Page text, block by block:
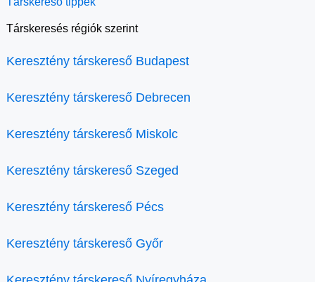
Társkeresés régiók szerint
Keresztény társkereső Budapest
Keresztény társkereső Debrecen
Keresztény társkereső Miskolc
Keresztény társkereső Szeged
Keresztény társkereső Pécs
Keresztény társkereső Győr